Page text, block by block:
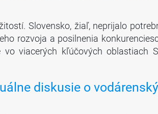
Slovensko, žiaľ, neprijalo
rozvoja a posilnenia
viacerých kľúčových oblastiach
diskusie o